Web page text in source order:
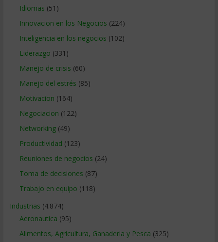
Idiomas (51)
Innovacion en los Negocios (224)
Inteligencia en los negocios (102)
Liderazgo (331)
Manejo de crisis (60)
Manejo del estrés (85)
Motivacion (164)
Negociacion (122)
Networking(49)
Productividad (123)
Reuniones de negocios (24)
Toma de decisiones (87)
Trabajo en equipo (118)
Industrias (4.874)
Aeronautica (95)
Alimentos, Agricultura, Ganaderia y Pesca (325)